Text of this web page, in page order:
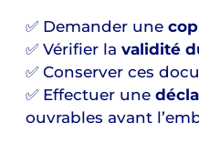
✅ Demander une
✅ Vérifier la validité
✅ Conserver ces
✅ Effectuer une
ouvrables avant